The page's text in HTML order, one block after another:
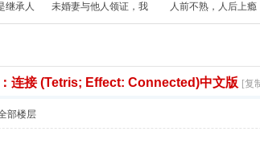
继承人 未婚妻与他人领证，我 人前不熟，人后上瘾
连接 (Tetris; Effect: Connected)中文版 [复
部楼层